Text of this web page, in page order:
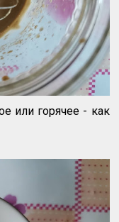
или горячее - как